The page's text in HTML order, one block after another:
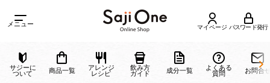
メニュー マイページ パスワード発行
サジーに アレンジ 飲み方 成分一覧 よくある